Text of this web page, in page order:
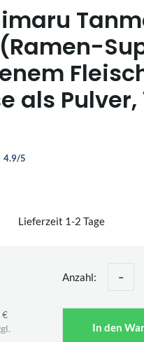
als Pulver,
4.9/5
Lieferzeit 1-2 Tage
Anzahl: -
€
In den